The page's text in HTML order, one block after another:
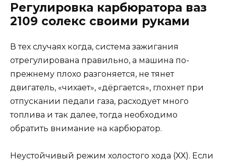
Регулировка карбюратора ваз
2109 солекс своими руками
В тех случаях когда, система зажигания
отрегулирована правильно, а машина по-
прежнему плохо разгоняется, не тянет
двигатель, «чихает», «дёргается», глохнет при
отпускании педали газа, расходует много
топлива и так далее, тогда необходимо
обратить внимание на карбюратор.
Неустойчивый режим холостого хода (ХХ). Если